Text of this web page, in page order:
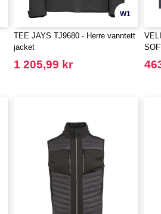
W1
TEE JAYS TJ9680 - Herre vanntett
jacket
1 205,99 kr